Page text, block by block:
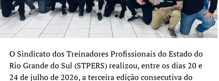
O Sindicato dos Treinadores Profissionais do Estado do
Rio Grande do Sul (STPERS) realizou, entre os dias 20 e
24 de julho de 2026, a terceira edição consecutiva do